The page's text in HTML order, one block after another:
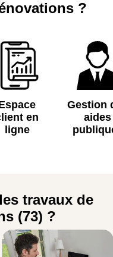
?
en
ligne
Gestion
aides
travaux de
(73) ?